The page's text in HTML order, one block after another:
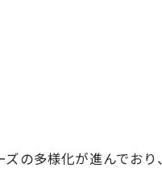
の多様化が進んでお